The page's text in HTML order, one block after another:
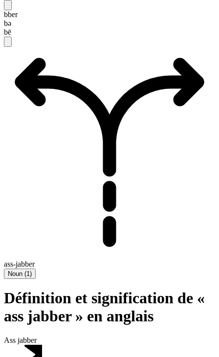
bber
bə
bē
ass-jabber
Noun (1)
Définition et signification de «
ass jabber » en anglais
Ass jabber